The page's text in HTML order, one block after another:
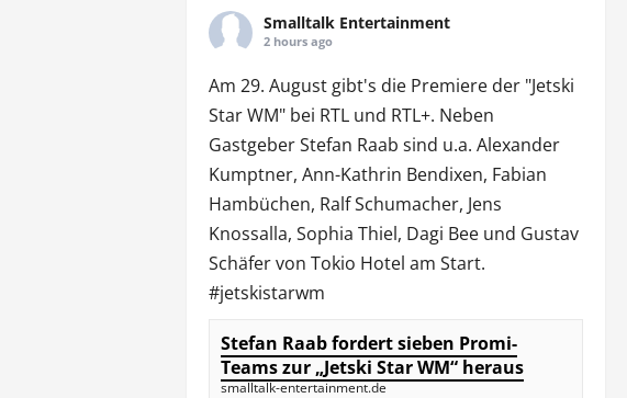
Smalltalk Entertainment
2 hours ago
Am 29. August gibt's die Premiere der "Jetski
Star WM" bei RTLund RTL+. Neben
Gastgeber Stefan Raab sind u.a. Alexander
Kumptner, Ann-Kathrin Bendixen, Fabian
Hambüchen, Ralf Schumacher, Jens
Knossalla, Sophia Thiel, Dagi Beeund Gustav
Schäfer von Tokio Hotel am Start.
#jetskistarwm
Stefan Raab fordert sieben Promi-
Teams zur „Jetski Star WM“ heraus
smalltalk-entertainment.de